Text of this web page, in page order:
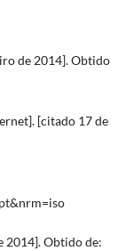
de 2014]. Obtido
[citado 17 de
2014]. Obtido de: